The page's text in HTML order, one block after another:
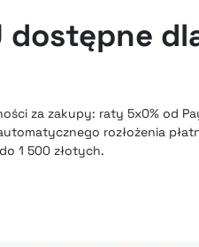
dostępne
za zakupy: raty 5x0% od
rozłożenia
1 500 złotych.